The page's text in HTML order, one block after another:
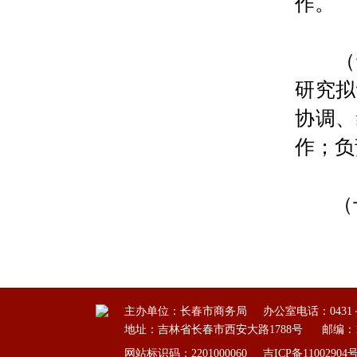
（十
研究
协调
作；
（十
主办单位：长春市商务局
办公室电话：0431
地址：吉林省长春市西安大路1788号
邮编：
网站标识码：2201000060
吉ICP备11002904